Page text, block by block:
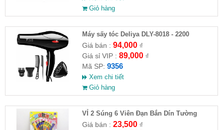
Giỏ hàng
Máy sấy tóc Deliya DLY-8018 - 2200
Giá bán : 94,000₫
Giá sỉ VIP : 89,000₫
Mã SP: 9356
Xem chi tiết
Giỏ hàng
VỈ 2 Súng 6 Viên Đạn Bắn Dín Tường
Giá bán : 23,500₫